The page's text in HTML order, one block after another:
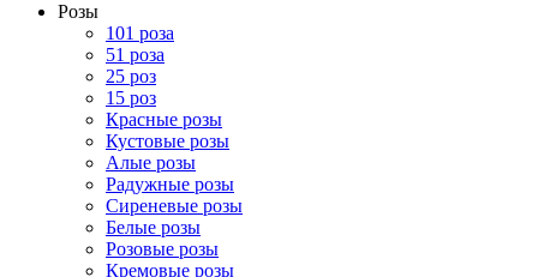
Розы
101 роза
51 роза
25 роз
15 роз
Красные розы
Кустовые розы
Алые розы
Радужные розы
Сиреневые розы
Белые розы
Розовые розы
Кремовые розы